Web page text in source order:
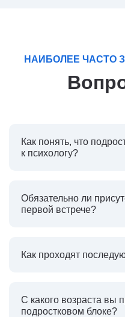
НАИБОЛЕЕ ЧАСТО
Как понять, что
к психологу?
Обязательно ли
первой встрече?
Как проходят
С какого возраста вы
подростковом блоке?